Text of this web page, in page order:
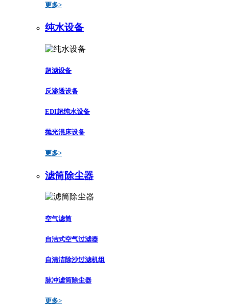
更多>
纯水设备
超滤设备
反渗透设备
EDI超纯水设备
抛光混床设备
更多>
滤筒除尘器
空气滤筒
自洁式空气过滤器
自清洁除沙过滤机组
脉冲滤筒除尘器
更多>